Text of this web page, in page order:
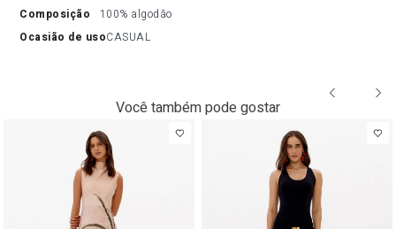
composição
100% algodão
ocasião de usoCASUAL
Você também pode gostar